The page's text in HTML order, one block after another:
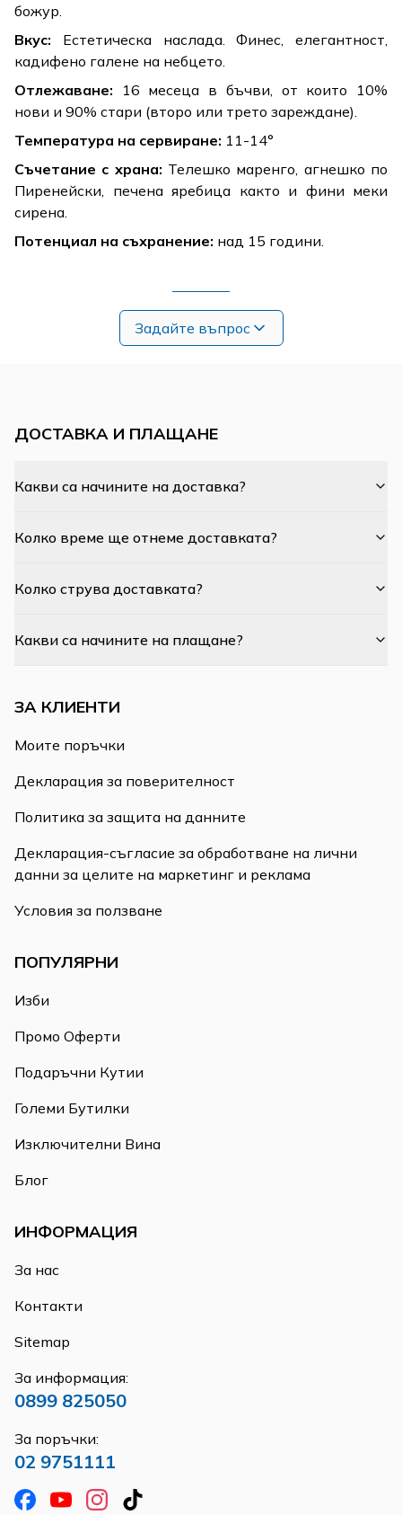
божур.
Вкус: Естетическа наслада. Финес, елегантност,
кадифено галене на небцето.
Отлежаване: 16 месеца в бъчви, от които 10%
нови и 90% стари (второ или трето зареждане).
Температура на сервиране: 11-14°
Съчетание с храна: Телешко маренго, агнешко по
Пиренейски, печена яребица както и фини меки
сирена.
Потенциал на съхранение: над 15 години.
Задайте въпрос
ДОСТАВКА И ПЛАЩАНЕ
Какви са начините на доставка?
Колко време ще отнеме доставката?
Колко струва доставката?
Какви са начините на плащане?
ЗА КЛИЕНТИ
Моите поръчки
Декларация за поверителност
Политика за защита на данните
Декларация-съгласие за обработване на лични
данни за целите на маркетинг и реклама
Условия за ползване
ПОПУЛЯРНИ
Изби
Промо Оферти
Подаръчни Кутии
Големи Бутилки
Изключителни Вина
Блог
ИНФОРМАЦИЯ
За нас
Контакти
Sitemap
За информация:
0899 825050
За поръчки:
02 9751111